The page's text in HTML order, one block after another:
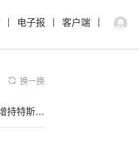
电子报 客户端
换一换
埃隆・马斯,克—10亿美元增持特斯拉股票，为股价反弹再添动力